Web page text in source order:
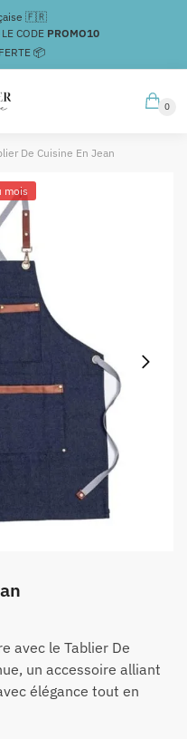
🇫🇷
CODE PROMO10
📦
0
De Cuisine En Jean
mois
avec le Tablier De
un accessoire alliant
élégance tout en